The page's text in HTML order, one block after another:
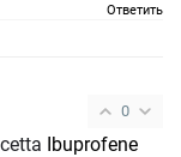
Ответить
0
Ibuprofene